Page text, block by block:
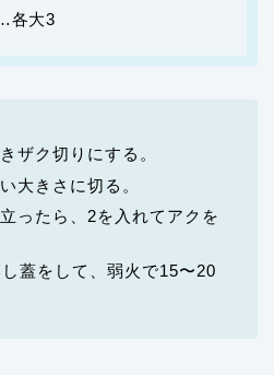
各大3
ザク切りにする。
大きさに切る。
ったら、2を入れてアクを
蓋をして、弱火で15〜20